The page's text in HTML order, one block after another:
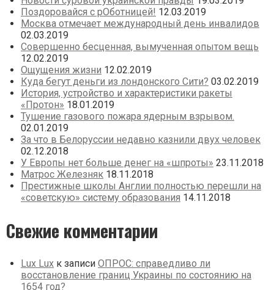
Поздоровайся с рОботницей! 12.03.2019
Москва отмечает международный день инвалидов
02.03.2019
Совершенно бесценная, вымученная опытом вещь
12.02.2019
Ощущения жизни 12.02.2019
Куда бегут деньги из лондонского Сити? 03.02.2019
История, устройство и характеристики ракеты
«Протон» 18.01.2019
Тушение газового пожара ядерным взрывом.
02.01.2019
За что в Белоруссии недавно казнили двух человек
02.12.2018
У Европы нет больше денег на «шпроты» 23.11.2018
Матрос Железняк 18.11.2018
Престижные школы Англии полностью перешли на
«советскую» систему образования 14.11.2018
Свежие комментарии
Lux Lux к записи ОПРОС: справедливо ли
восстановление границ Украины по состоянию на
1654 год?